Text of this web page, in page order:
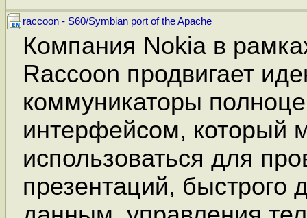
raccoon - S60/Symbian port of the Apache
Компания Nokia в
Raccoon продвигает
коммуникаторы
интерфейсом, который
использоваться для
презентаций, быстрого